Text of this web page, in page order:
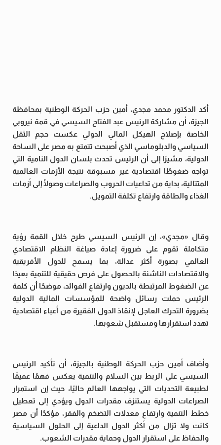
أكد الدكتور محمد مجدي، أمين حزب الحركة الوطنية بمحافظة
الجيزة، أن مشاركة الرئيس عبد الفتاح السيسي في قمة نيروبي
الخاصة بإصلاح الهيكل المالي الدولي عكست حجم الثقل
السياسي والدبلوماسي الذي أصبحت تتمتع به مصر على الساحة
الدولية، مشيرًا إلى أن الرئيس تحدث بلسان الدول النامية التي
تواجه ضغوطًا اقتصادية غير مسبوقة نتيجة الأزمات العالمية
المتتالية، بداية من تداعيات الحروب والصراعات وصولًا إلى أزمات
الغذاء والطاقة وارتفاع تكلفة التمويل.
وقال «مجدي»، إن الرئيس السيسي طرح خلال القمة رؤية
متكاملة تقوم على ضرورة إعادة صياغة النظام الاقتصادي
العالمي بصورة أكثر عدالة، بما يسمح للدول الأفريقية
والاقتصادات الناشئة بالحصول على فرص حقيقية للتنمية بعيدًا
عن الضغوط المرتبطة بالديون وارتفاع الفوائد، موضحًا أن كلمة
الرئيس حملت رسائل واضحة للمؤسسات المالية الدولية
بضرورة التحرك العاجل لإنقاذ الدول الفقيرة من أعباء اقتصادية
تهدد استقرارها ومستقبل شعوبها.
وأضاف أمين حزب الحركة الوطنية بالجيزة، أن تأكيد الرئيس
السيسي على الربط بين السلام والتنمية يعكس فهمًا عميقًا
لطبيعة التحديات التي يواجهها العالم حاليًا، حيث إن استمرار
الصراعات الدولية يستنزف مقدرات الدول ويؤدي إلى تعطيل
خطط التنمية وارتفاع معدلات التضخم والفقر، مؤكدًا أن مصر
كانت ولا تزال من أكثر الدول الداعية إلى الحلول السياسية
والحفاظ على استقرار الدول وحماية مقدرات الشعوب.